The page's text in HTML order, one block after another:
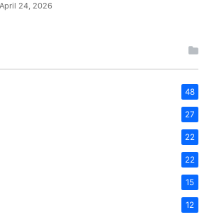
April 24, 2026
48
27
22
22
15
12